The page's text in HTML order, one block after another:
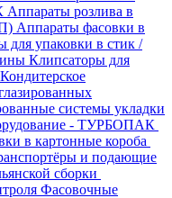
Аппараты розлива в
Аппараты фасовки в
упаковки в стик /
Клипсаторы для
Кондитерское
системы укладки
- ТУРБОПАК
в картонные короба
и подающие
сборки
Фасовочные